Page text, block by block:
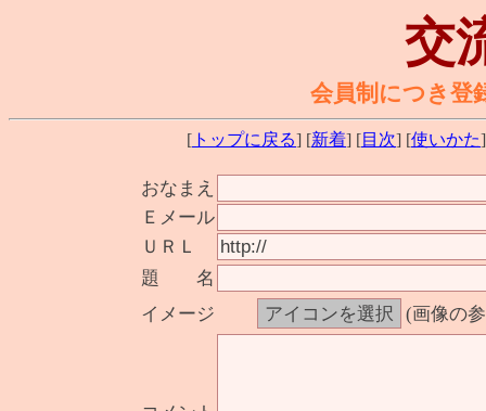
交
会員制につき登
[ トップに戻る] [新着] [目次] [使いかた
おなまえ
Ｅメール
ＵＲＬ
題 名
イメージ
(画像の